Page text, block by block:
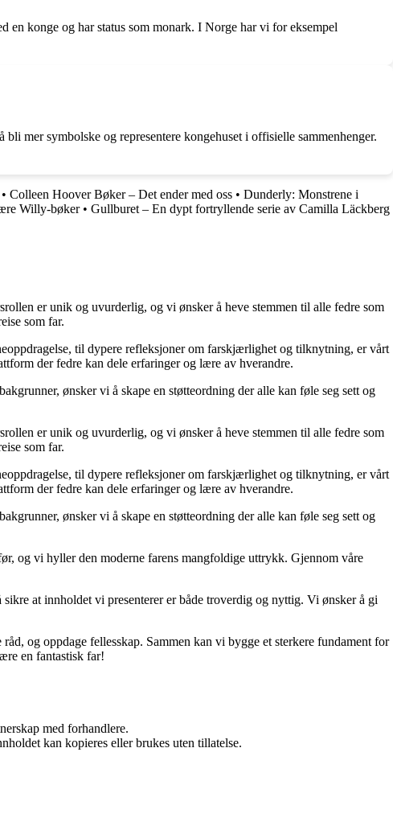
konge og har status som monark. I Norge har vi for eksempel
mer symbolske og representere kongehuset i offisielle sammenhenger.
Colleen Hoover Bøker – Det ender med oss • Dunderly: Monstrene i
Willy-bøker• Gullburet – En dypt fortryllende serie av Camilla Läckberg
er unik og uvurderlig, og vi ønsker å heve stemmen til alle fedre som
som far.
til dypere refleksjoner om farskjærlighet og tilknytning, er vårt
der fedre kan dele erfaringer og lære av hverandre.
ønsker vi å skape en støtteordning der alle kan føle seg sett og
er unik og uvurderlig, og vi ønsker å heve stemmen til alle fedre som
som far.
til dypere refleksjoner om farskjærlighet og tilknytning, er vårt
der fedre kan dele erfaringer og lære av hverandre.
ønsker vi å skape en støtteordning der alle kan føle seg sett og
og vi hyller den moderne farens mangfoldige uttrykk. Gjennom våre
at innholdet vi presenterer er både troverdig og nyttig. Vi ønsker å gi
og oppdage fellesskap. Sammen kan vi bygge et sterkere fundament for
en fantastisk far!
med forhandlere.
kan kopieres eller brukes uten tillatelse.